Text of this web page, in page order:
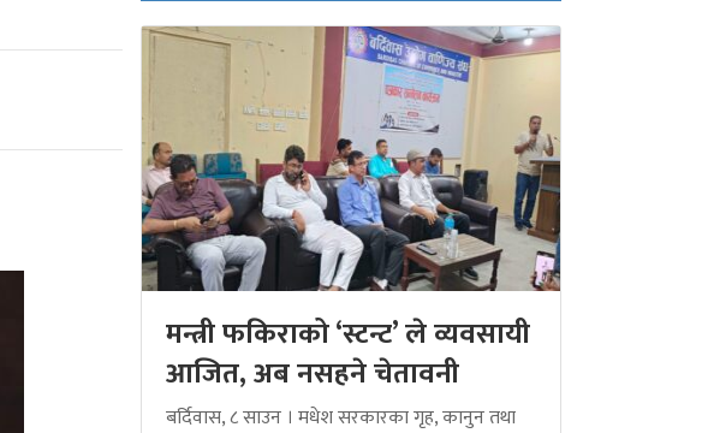
मन्त्री फकिराको ‘स्टन्ट’ ले व्यवसायी
आजित, अब नसहने चेतावनी
बर्दिवास, ८ साउन । मधेश सरकारका गृह, कानुन तथा